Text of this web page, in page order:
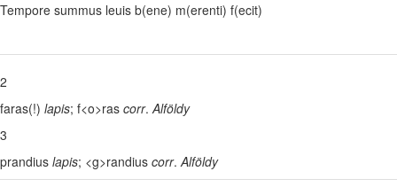
Tempore summus leuis b(ene) m(erenti) f(ecit)
2
faras(!) lapis; f<o>ras corr.Alföldy
3
prandius lapis; <g>randius corr.Alföldy